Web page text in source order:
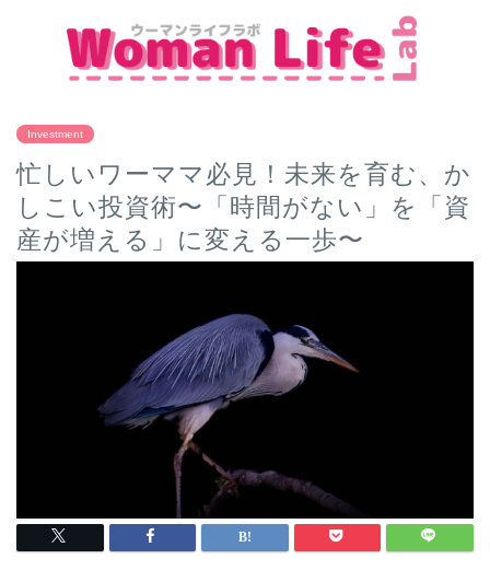
Investment
忙しいワーママ必見！未来を育む、か
しこい投資術〜「時間がない」を「資
産が増える」に変える一歩〜